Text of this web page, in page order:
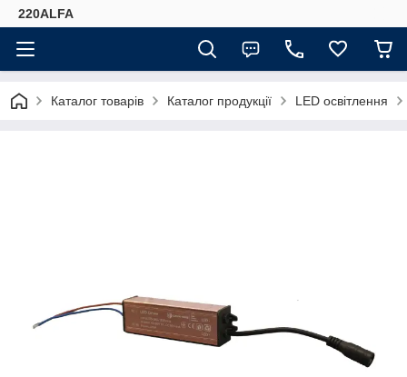
220ALFA
Каталог товарів Каталог продукції LED освітлення